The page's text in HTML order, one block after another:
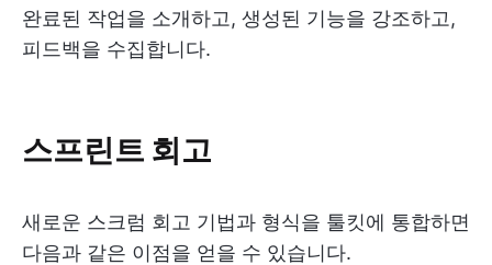
완료된 작업을 소개하고, 생성된 기능을 강조하고,
피드백을 수집합니다.
스프린트 회고
새로운 스크럼 회고 기법과 형식을 툴킷에 통합하면
다음과 같은 이점을 얻을 수 있습니다.